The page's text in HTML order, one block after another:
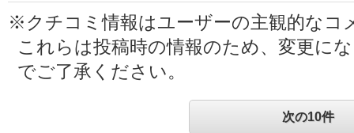
※クチコミ情報はユーザーの主観的なコ
これらは投稿時の情報のため、変更に
でご了承ください。
次の10件